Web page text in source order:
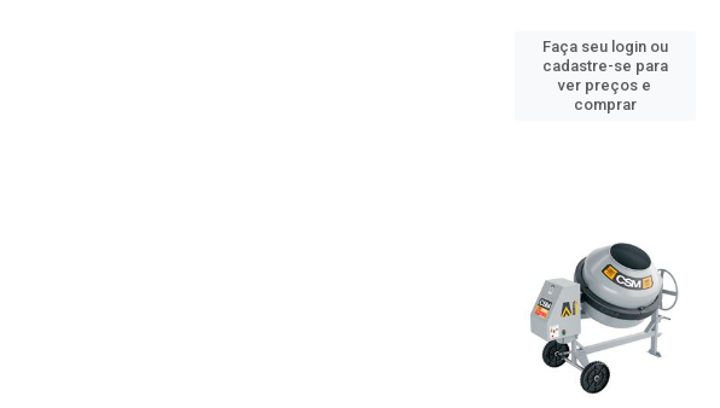
Faça seu login ou
cadastre-se para
ver preços e
comprar